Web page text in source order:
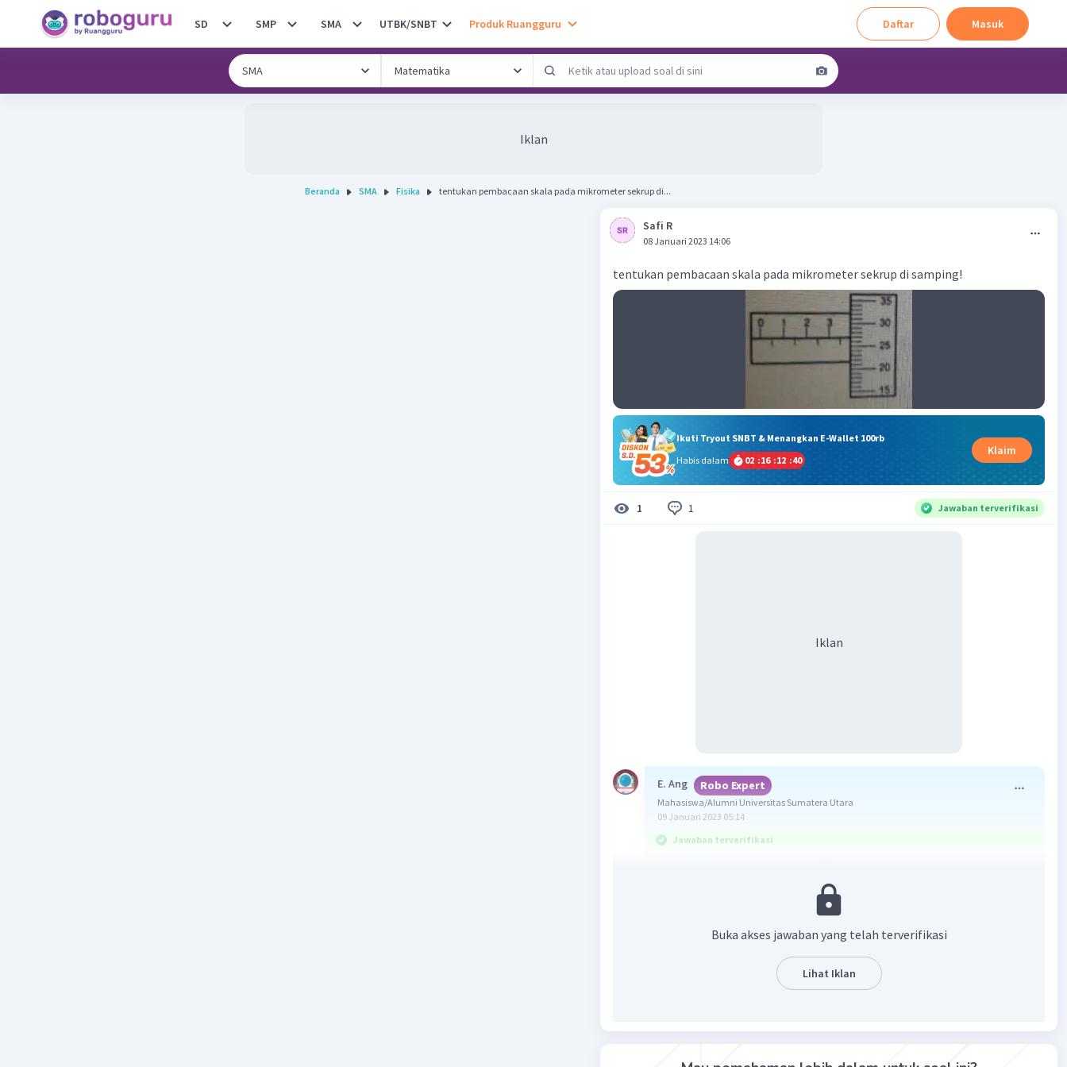
SD SMP SMA UTBK/SNBT Produk Ruangguru Daftar Masuk
Iklan
Beranda SMA Fisika tentukan pembacaan skala pada mikrometer sekrup di...
Safi R
08 Januari 2023 14:06
tentukan pembacaan skala pada mikrometer sekrup di samping!
Ikuti Tryout SNBT & Menangkan E-Wallet 100rb
Habis dalam
02 :16 :12 :40
Klaim
1 1 Jawaban terverifikasi
Iklan
E. Ang Robo Expert
Mahasiswa/Alumni Universitas Sumatera Utara
09 Januari 2023 05:14
Jawaban terverifikasi
Salah satu alat ukur panjang adalah mikrometer sekrup. Alat ini
Cara membaca hasil pengukuran dengan menggunakan mikrometer
Buka akses jawaban yang telah terverifikasi
Lihat Iklan